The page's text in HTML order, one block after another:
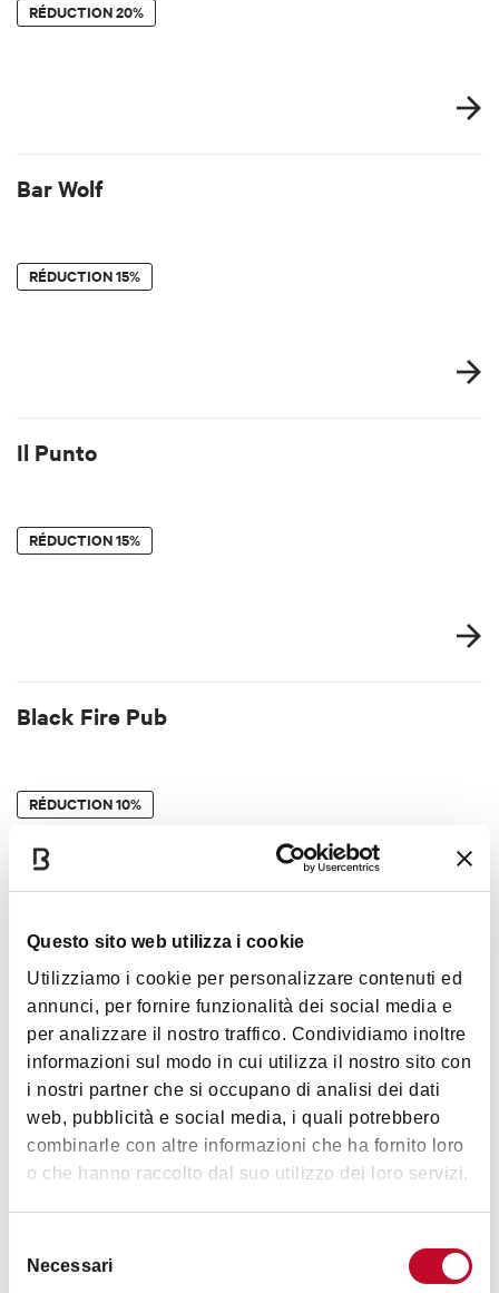
Questo sito web utilizza i cookie
Utilizziamo i cookie per personalizzare contenuti ed
annunci, per fornire funzionalità dei social media e
per analizzare il nostro traffico. Condividiamo inoltre
informazioni sul modo in cui utilizza il nostro sito con
i nostri partner che si occupano di analisi dei dati
web, pubblicità e social media, i quali potrebbero
combinarle con altre informazioni che ha fornito loro
o che hanno raccolto dal suo utilizzo dei loro servizi.
delNecessari
RÉDUCTION20%
Bar Wolf
RÉDUCTION15%
Il Punto
RÉDUCTION15%
Black Fire Pub
RÉDUCTION10%
Cantina Bentivoglio
RÉDUCTION10%